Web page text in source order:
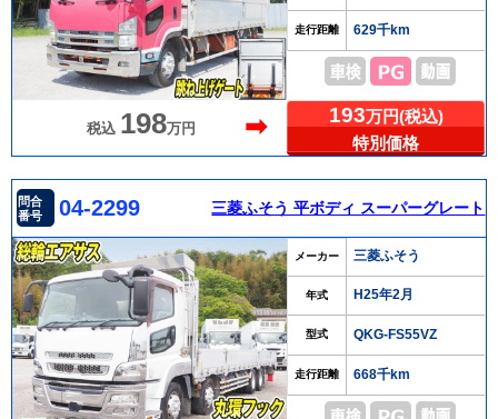
走行距離 629千km
税込 198万円 ➡ 193万円(税込)
特別価格
問合
番号
04-2299 三菱ふそう 平ボディ スーパーグレート
メーカー 三菱ふそう
年式 H25年2月
型式 QKG-FS55VZ
走行距離 668千km